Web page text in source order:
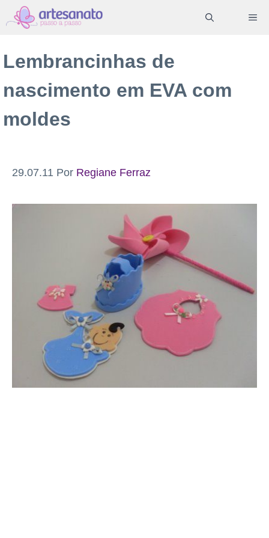
Pular
para
conteúdo
Lembrancinhas de
nascimento em EVA com
moldes
29.07.11 Por Regiane Ferraz